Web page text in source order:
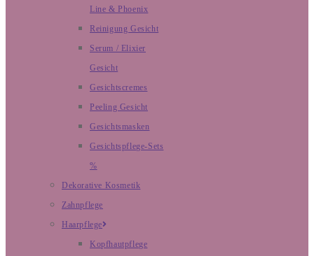
Line & Phoenix
Reinigung Gesicht
Serum / Elixier
Gesicht
Gesichtscremes
Peeling Gesicht
Gesichtsmasken
Gesichtspflege-Sets
%
Dekorative Kosmetik
Zahnpflege
Haarpflege
Kopfhautpflege